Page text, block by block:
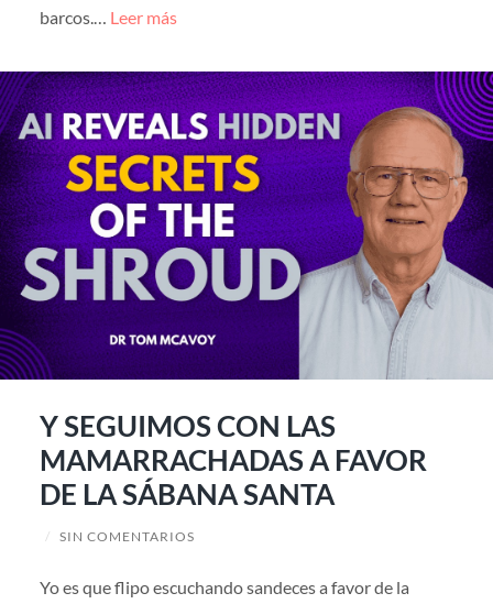
barcos.… Leer más
Y SEGUIMOS CON LAS
MAMARRACHADAS A FAVOR
DE LA SÁBANA SANTA
/ SIN COMENTARIOS
Yo es que flipo escuchando sandeces a favor de la